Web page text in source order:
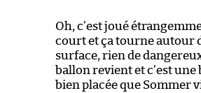
Oh, c’est joué
court et ça tourne autour
surface, rien de
ballon revient et c’est une
bien placée que Sommer